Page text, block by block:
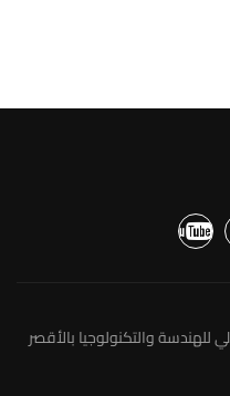
والتكنولوجيا بالأقصر